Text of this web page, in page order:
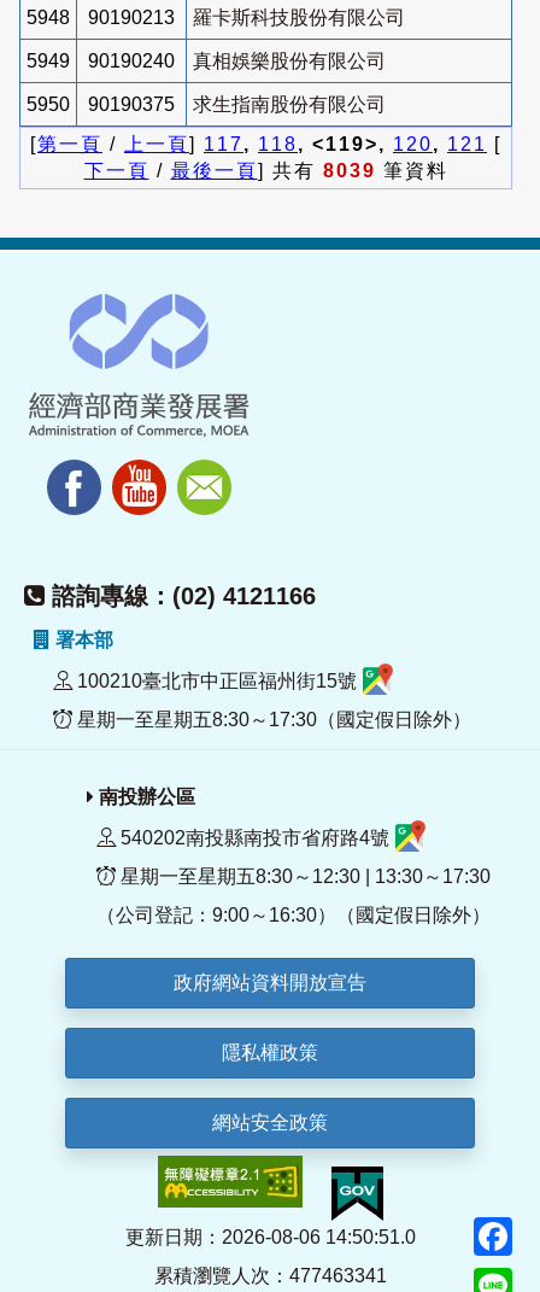
5948 90190213 羅卡斯科技股份有限公司
5949 90190240 真相娛樂股份有限公司
5950 90190375
求生指南股份有限公司
[第一頁 / 上一頁] 117, 118, <119>, 120, 121
[
下一頁 / 最後一頁] 共有 8039 筆資料
諮詢專線：(02) 4121166
署本部
100210臺北市中正區福州街15號
星期一至星期五8:30～17:30（國定假日除外）
南投辦公區
540202南投縣南投市省府路4號
星期一至星期五8:30～12:30 | 13:30～17:30
（公司登記：9:00～16:30）（國定假日除外）
政府網站資料開放宣告
隱私權政策
網站安全政策
更新日期：2026-08-06 14:50:51.0
累積瀏覽人次：477463341